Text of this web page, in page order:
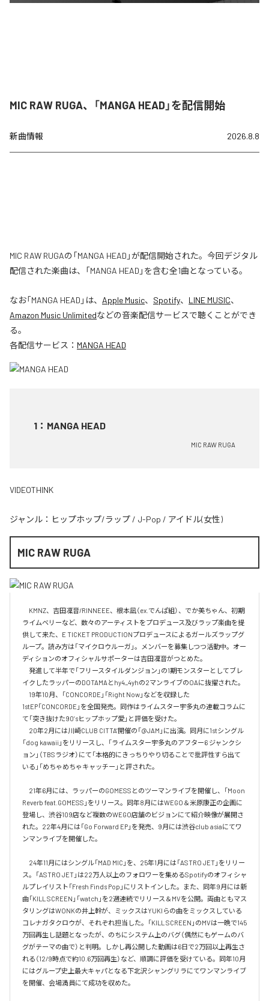
MIC RAW RUGA、「MANGA HEAD」を配信開始
新曲情報 2026.8.8
MIC RAW RUGAの「MANGA HEAD」が配信開始された。今回デジタル
配信された楽曲は、「MANGA HEAD」を含む全1曲となっている。
なお「MANGA HEAD 」は、 Apple Music、 Spotify、 LINE MUSIC、
Amazon Music Unlimitedなどの音楽配信サービスで聴くことができ
る。
各配信サービス： MANGA HEAD
1 ： MANGA HEAD
MIC RAW RUGA
VIDEOTHINK
ジャンル： ヒップホップ/ラップ / J-Pop / アイドル(女性)
MIC RAW RUGA
KMNZ、吉田凜音/RINNEEE、根本凪（ex.でんぱ組）、でか美ちゃん、初期
ライムベリーなど、数々のアーティストをプロデュース及びラップ楽曲を提
供して来た、E TICKET PRODUCTIONプロデュースによるガールズラップグ
ループ。読み方は「マイクロウルーガ」。メンバーを募集しつつ活動中。オー
ディションのオフィシャルサポーターは吉田凜音がつとめた。
発進して半年で「フリースタイルダンジョン」の1期モンスターとしてブレ
イクしたラッパーのDOTAMAとhy4_4yhの2マンライブのOAに抜擢された。
19年10月、「CONCORDE」「Right Now」などを収録した
1stEP「CONCORDE」を全国発売。同作はライムスター宇多丸の連載コラムに
て「突き抜けた90’sヒップホップ愛」と評価を受けた。
20年2月には川崎CLUB CITTA’開催の「@JAM」に出演。同月に1stシングル
「dog kawaii」をリリースし、「ライムスター宇多丸のアフター6 ジャンクシ
ョン」（TBSラジオ）にて「本格的にきっちりやり切ることで批評性すら出て
いる」「めちゃめちゃキャッチー」と評された。
21年6月には、ラッパーのGOMESSとのツーマンライブを開催し、「Moon
Reverb feat.GOMESS」をリリース。同年8月にはWEGO＆米原康正の企画に
登場し、渋谷109店など複数のWEGO店舗のビジョンにて紹介映像が展開さ
れた。22年4月には「Go Forward EP」を発売、9月には渋谷club asiaにてワ
ンマンライブを開催した。
24年11月にはシングル「MAD MIC」を、25年1月には「ASTRO JET」をリリー
ス。「ASTRO JET」は22万人以上のフォロワーを集めるSpotifyのオフィシャ
ルプレイリスト「Fresh Finds Pop」にリストインした。また、同年9月には新
曲「KILL SCREEN」「watch」を2週連続でリリース＆MVを公開。両曲ともマス
タリングはWONKの井上幹が、ミックスはYUKIらの曲をミックスしている
コレナガタクロウが、それぞれ担当した。「KILL SCREEN」のMVは一晩で145
万回再生し話題となったが、のちにシステム上のバグ（偶然にもゲームのバ
グがテーマの曲で）と判明。しかし再公開した動画は6日で2万回以上再生さ
れる（12/9時点で約10.6万回再生）など、順調に評価を受けている。同年10月
にはグループ史上最大キャパとなる下北沢シャングリラにてワンマンライブ
を開催、会場満員にて成功を収めた。